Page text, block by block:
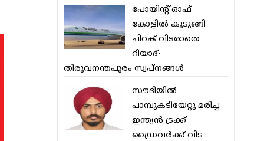
പോയിന്റ് ഓഫ്
കോളില്‍ കുടുങ്ങി
ചിറക് വിടരാതെ
റിയാദ്-
തിരുവനന്തപുരം സ്വപ്നങ്ങള്‍
സൗദിയിൽ
പാമ്പുകടിയേറ്റു മരിച്ച
ഇന്ത്യൻ ട്രക്ക്
ഡ്രൈവർക്ക് വിട